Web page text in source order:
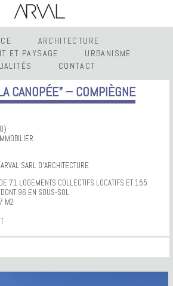
ARCHITECTURE
ET PAYSAGE
URBANISME
CONTACT
CANOPÉE” – COMPIÈGNE
ARVAL SARL D’ARCHITECTURE
71 LOGEMENTS COLLECTIFS LOCATIFS ET 155
96 EN SOUS-SOL
M2